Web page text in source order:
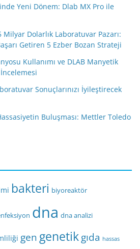
Yeni Dönem: Dlab MX Pro ile
Milyar Dolarlık Laboratuvar Pazarı:
Getiren 5 Ezber Bozan Strateji
Kullanımı ve DLAB Manyetik
İncelemesi
Sonuçlarınızı İyileştirecek
Buluşması: Mettler Toledo
bakteri biyoreaktör
dna dna analizi
gen genetikgıda hassas